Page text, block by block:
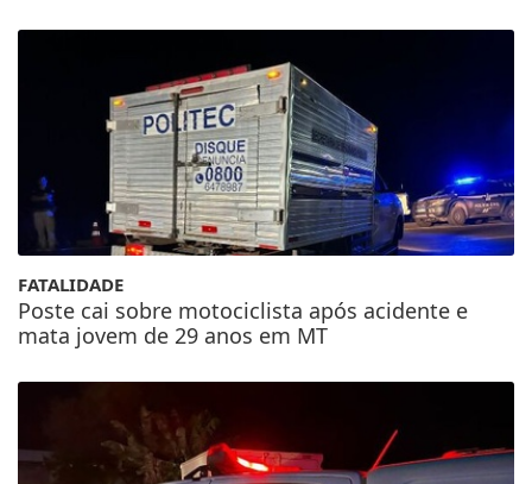
FATALIDADE
Poste cai sobre motociclista após acidente e
mata jovem de 29 anos em MT